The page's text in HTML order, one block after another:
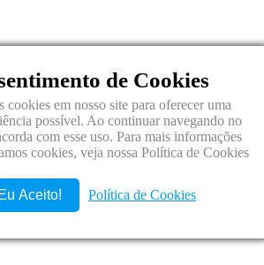
de Jales -DPO: Claudia Cristina Secchi
Bomfim
de Cookies
cookies em nosso site para oferecer uma
possível. Ao continuar navegando no
com esse uso. Para mais informações
cookies, veja nossa Política de Cookies
Eu Aceito! Política de Cookies